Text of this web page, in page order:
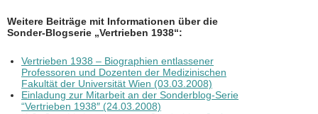
Weitere Beiträge mit Informationen über die
Sonder-Blogserie „Vertrieben 1938“:
Vertrieben 1938 – Biographien entlassener
Professoren und Dozenten der Medizinischen
Fakultät der Universität Wien (03.03.2008)
Einladung zur Mitarbeit an der Sonderblog-Serie
“Vertrieben 1938″ (24.03.2008)